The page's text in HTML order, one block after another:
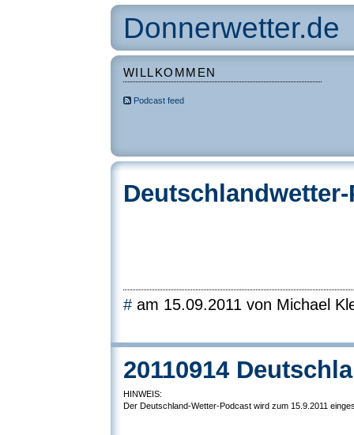
Donnerwetter.de
WILLKOMMEN
Podcast feed
# am 15.09.2011 von Michael
20110914
HINWEIS:
Der Deutschland-Wetter-Podcast wird zum 15.9.2011